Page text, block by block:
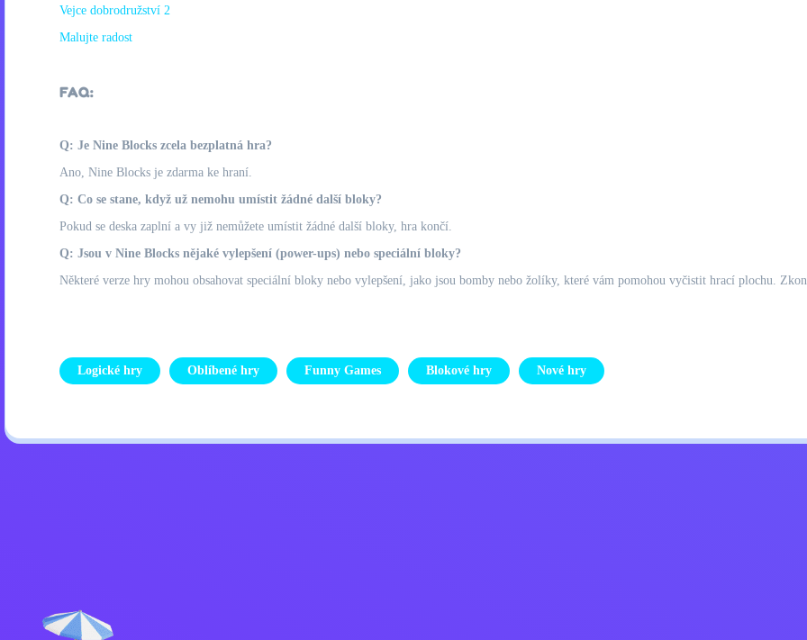
Vejce dobrodružství 2
Malujte radost
FAQ:
Q: Je Nine Blocks zcela bezplatná hra?
Ano, Nine Blocks je zdarma ke hraní.
Q: Co se stane, když už nemohu umístit žádné další bloky?
Pokud se deska zaplní a vy již nemůžete umístit žádné další bloky, hra končí.
Q: Jsou v Nine Blocks nějaké vylepšení (power-ups) nebo speciální bloky?
Některé verze hry mohou obsahovat speciální bloky nebo vylepšení, jako jsou bomby nebo žolíky, které vám pomohou vyčistit hrací plochu.
Logické hry Oblíbené hry Funny Games Blokové hry Nové hry